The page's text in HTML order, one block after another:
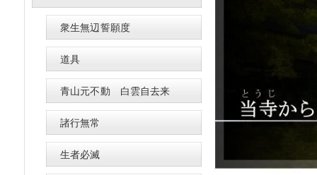
衆生無辺誓願度
道具
青山元不動 白雲自去来
諸行無常
生者必滅